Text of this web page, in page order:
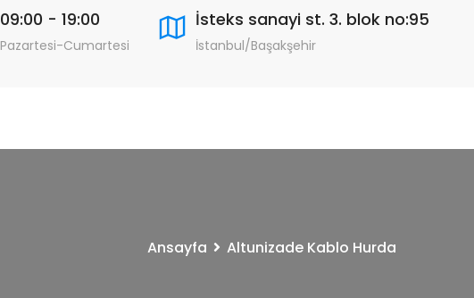
09:00 - 19:00
Pazartesi-Cumartesi
İsteks sanayi st. 3. blok no:95
İstanbul/Başakşehir
Ansayfa Altunizade Kablo Hurda